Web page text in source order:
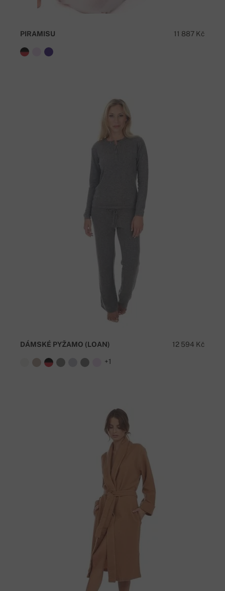
11 887 Kč
PIRAMISU
12 594 Kč
DÁMSKÉ PYŽAMO (LOAN)
+1